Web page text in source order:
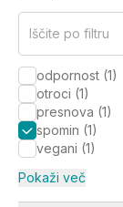
Iščite po filtru
odpornost (1)
otroci (1)
presnova (1)
spomin (1)
vegani (1)
Pokaži več